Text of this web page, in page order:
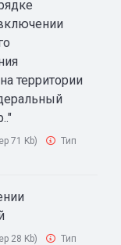
территории
71 Kb)
Тип
28 Kb)
Тип